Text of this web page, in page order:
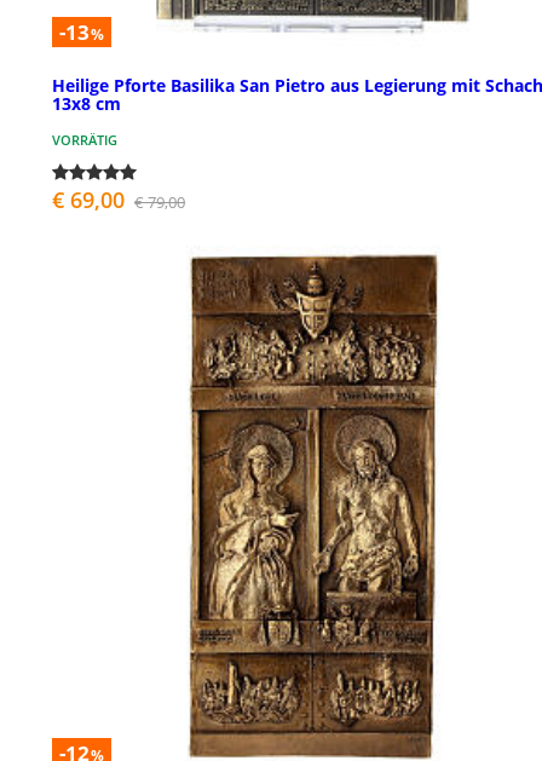
-13%
Heilige Pforte Basilika San Pietro aus Legierung mit
13x8 cm
VORRÄTIG
€ 69,00 € 79,00
-12%